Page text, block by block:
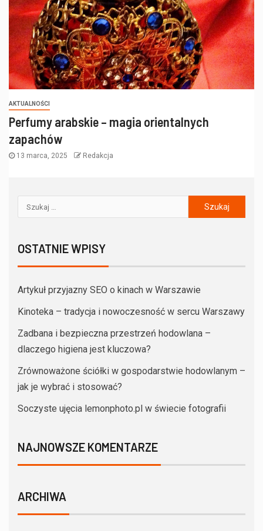
AKTUALNOŚCI
Perfumy arabskie – magia orientalnych
zapachów
13 marca, 2025 Redakcja
OSTATNIE WPISY
Artykuł przyjazny SEO o kinach w Warszawie
Kinoteka – tradycja i nowoczesność w sercu Warszawy
Zadbana i bezpieczna przestrzeń hodowlana –
dlaczego higiena jest kluczowa?
Zrównoważone ściółki w gospodarstwie hodowlanym –
jak je wybrać i stosować?
Soczyste ujęcia lemonphoto.pl w świecie fotografii
NAJNOWSZE KOMENTARZE
ARCHIWA